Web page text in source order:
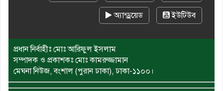
অ্যান্ড্রয়েড ইউটিউব
প্রধান নির্বাহীঃ মোঃ আরিফুল ইসলাম
সম্পাদক ও প্রকাশকঃ মোঃ কামরুজ্জামান
মেঘনা নিউজ, বংশাল (পুরান ঢাকা), ঢাকা-১১০০।